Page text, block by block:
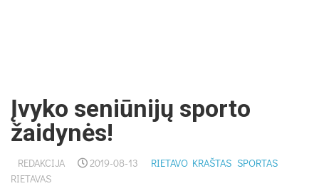
Įvyko seniūnijų sporto
žaidynės!
REDAKCIJA 2019-08-13 RIETAVO KRAŠTAS SPORTAS
RIETAVAS